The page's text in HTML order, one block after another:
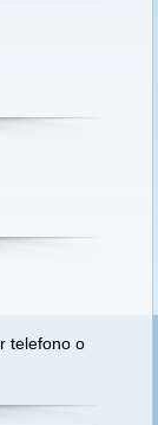
telefono o